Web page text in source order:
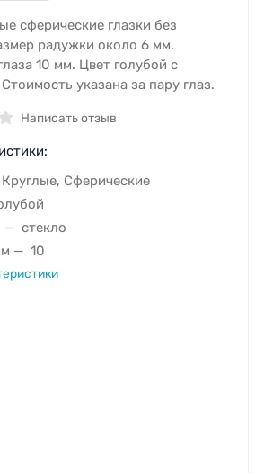
сферические глазки без
радужки около 6 мм.
10 мм. Цвет голубой с
указана за пару глаз.
Написать отзыв
Круглые, Сферические
стекло
10